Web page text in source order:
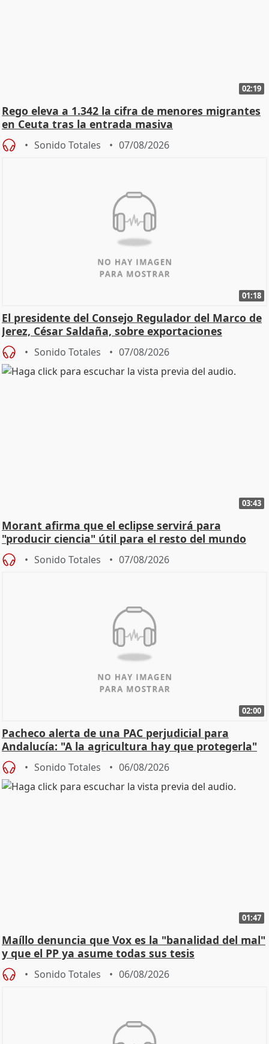
02:19
Rego eleva a 1.342 la cifra de menores migrantes
en Ceuta tras la entrada masiva
Sonido Totales 07/08/2026
01:18
El presidente del Consejo Regulador del Marco de
Jerez, César Saldaña, sobre exportaciones
Sonido Totales 07/08/2026
03:43
Morant afirma que el eclipse servirá para
"producir ciencia" útil para el resto del mundo
Sonido Totales 07/08/2026
02:00
Pacheco alerta de una PAC perjudicial para
Andalucía: "A la agricultura hay que protegerla"
Sonido Totales 06/08/2026
01:47
Maíllo denuncia que Vox es la "banalidad del mal"
y que el PP ya asume todas sus tesis
Sonido Totales 06/08/2026